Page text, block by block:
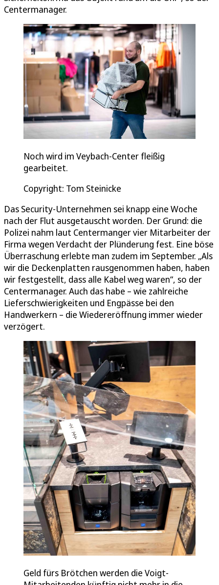
Centermanager.
Noch wird im Veybach-Center fleißig
gearbeitet.
Copyright: Tom Steinicke
Das Security-Unternehmen sei knapp eine Woche
nach der Flut ausgetauscht worden. Der Grund: die
Polizei nahm laut Centermanger vier Mitarbeiter der
Firma wegen Verdacht der Plünderung fest. Eine böse
Überraschung erlebte man zudem im September. „Als
wir die Deckenplatten rausgenommen haben, haben
wir festgestellt, dass alle Kabel weg waren“, so der
Centermanager. Auch das habe – wie zahlreiche
Lieferschwierigkeiten und Engpässe bei den
Handwerkern – die Wiedereröffnung immer wieder
verzögert.
Geld fürs Brötchen werden die Voigt-